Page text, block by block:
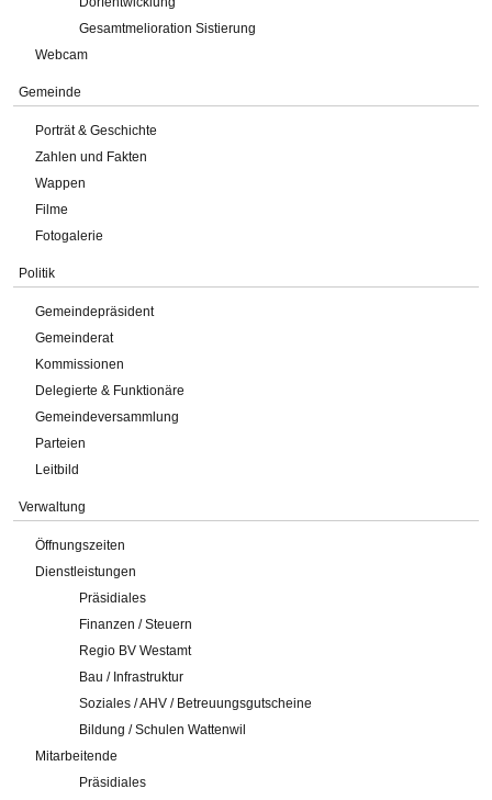
Gesamtmelioration Sistierung
Webcam
Gemeinde
Porträt & Geschichte
Zahlen und Fakten
Wappen
Filme
Fotogalerie
Politik
Gemeindepräsident
Gemeinderat
Kommissionen
Delegierte & Funktionäre
Gemeindeversammlung
Parteien
Leitbild
Verwaltung
Öffnungszeiten
Dienstleistungen
Präsidiales
Finanzen / Steuern
Regio BV Westamt
Bau / Infrastruktur
Soziales / AHV / Betreuungsgutscheine
Bildung / Schulen Wattenwil
Mitarbeitende
Präsidiales